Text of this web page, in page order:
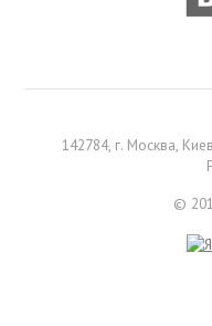
142784, г. Москва,
©